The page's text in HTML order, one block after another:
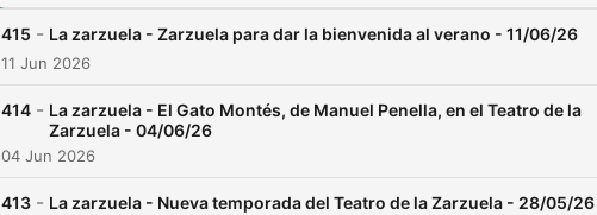
415 - La zarzuela - Zarzuela para dar la bienvenida al verano - 11/06/26
11 Jun 2026
414 - La zarzuela - El Gato Montés, de Manuel Penella, en el Teatro de la
Zarzuela - 04/06/26
04 Jun 2026
413 - La zarzuela - Nueva temporada del Teatro de la Zarzuela - 28/05/26